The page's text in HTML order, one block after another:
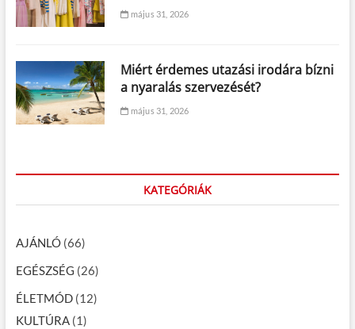
május 31, 2026
Miért érdemes utazási irodára bízni
a nyaralás szervezését?
május 31, 2026
KATEGÓRIÁK
AJÁNLÓ(66)
EGÉSZSÉG (26)
ÉLETMÓD(12)
KULTÚRA(1)